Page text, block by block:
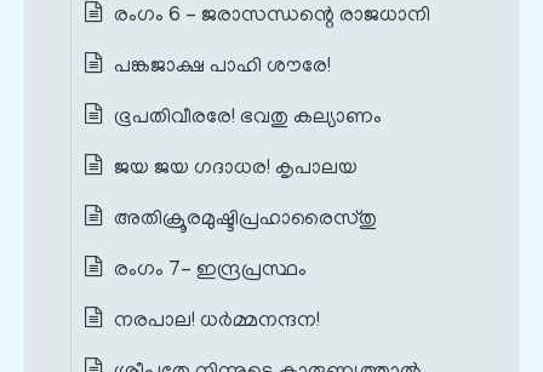
രംഗം 6 – ജരാസന്ധന്റെ രാജധാനി
പങ്കജാക്ഷ പാഹി ശൗരേ!
ഭൂപതിവീരരേ! ഭവതു കല്യാണം
ജയ ജയ ഗദാധര! കൃപാലയ
അതിക്രൂരമുഷ്ടിപ്രഹാരൈസ്തു
രംഗം 7– ഇന്ദ്രപ്രസ്ഥം
നരപാല! ധർമ്മനന്ദന!